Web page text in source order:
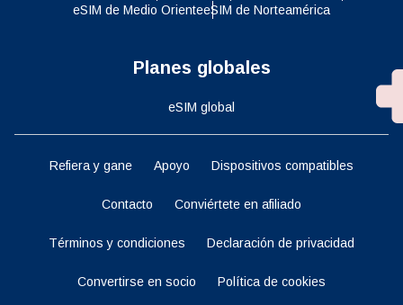
eSIM de Medio OrienteeSIM de Norteamérica
Planes globales
eSIM global
Refiera y gane Apoyo Dispositivos compatibles
Contacto Conviértete en afiliado
Términos y condiciones Declaración de privacidad
Convertirse en socio Política de cookies